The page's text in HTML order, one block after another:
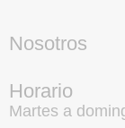
Nosotros
Horario
Martes a